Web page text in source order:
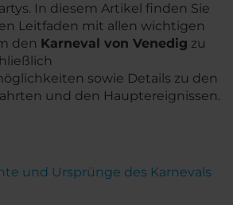
In diesem Artikel finden Sie
Leitfaden mit allen wichtigen
den Karneval von Venedig zu
sowie Details zu den
und den Hauptereignissen.
und Ursprünge des Karnevals